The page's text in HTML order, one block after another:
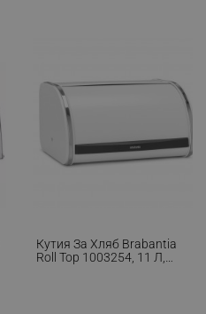
Кутия За Хляб Brabantia
Roll Top 1003254, 11 Л,